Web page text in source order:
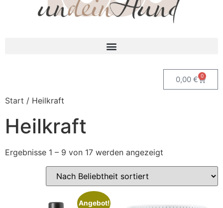
0,00 € 0
Start / Heilkraft
Heilkraft
Ergebnisse 1 – 9 von 17 werden angezeigt
Angebot!